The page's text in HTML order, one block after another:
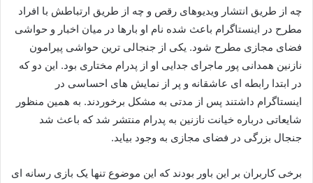
چه از طریق انتشار ویدیوهای رقص و چه از طریق ارتباطش با افراد
مطرح در اینستاگرام باعث شده نام او بارها در میان اخبار و حواشی
فضای مجازی مطرح شود. یکی از جنجالی‌ ترین حواشی پیرامون
نازنین همدانی پور ماجرای جدایی او از پدرام مختاری بود. این دو که
در ابتدا رابطه‌ ای عاشقانه و پر از نمایش‌ های احساسی در
اینستاگرام داشتند پس از مدتی به مشکل برخوردند. به همین منظور
شایعاتی درباره خیانت نازنین به پدرام منتشر شد که باعث شد
جنجال بزرگی در فضای مجازی به وجود بیاید.
برخی کاربران بر این باور بودند که این موضوع تنها یک بازی رسانه‌ ای